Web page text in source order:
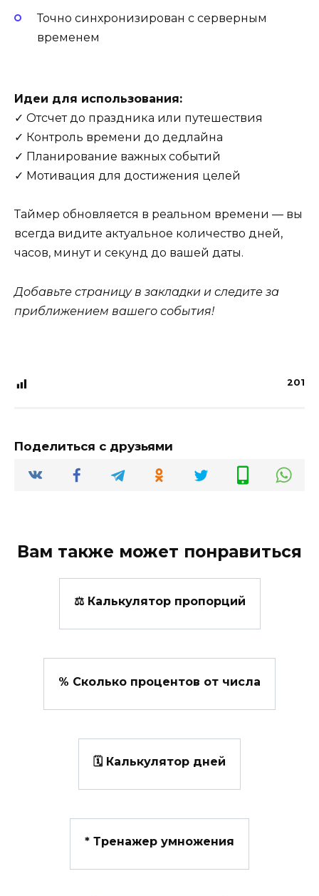
Точно синхронизирован с серверным
временем
Идеи для использования:
✓ Отсчет до праздника или путешествия
✓ Контроль времени до дедлайна
✓ Планирование важных событий
✓ Мотивация для достижения целей
Таймер обновляется в реальном времени — вы
всегда видите актуальное количество дней,
часов, минут и секунд до вашей даты.
Добавьте страницу в закладки и следите за
приближением вашего события!
201
Поделиться с друзьями
Вам также может понравиться
⚖ Калькулятор пропорций
% Сколько процентов от числа
🗓️ Калькулятор дней
*️ Тренажер умножения